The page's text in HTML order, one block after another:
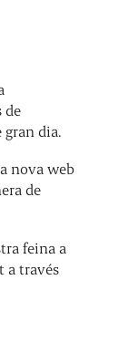
de
dia.
nova web
de
feina a
a través